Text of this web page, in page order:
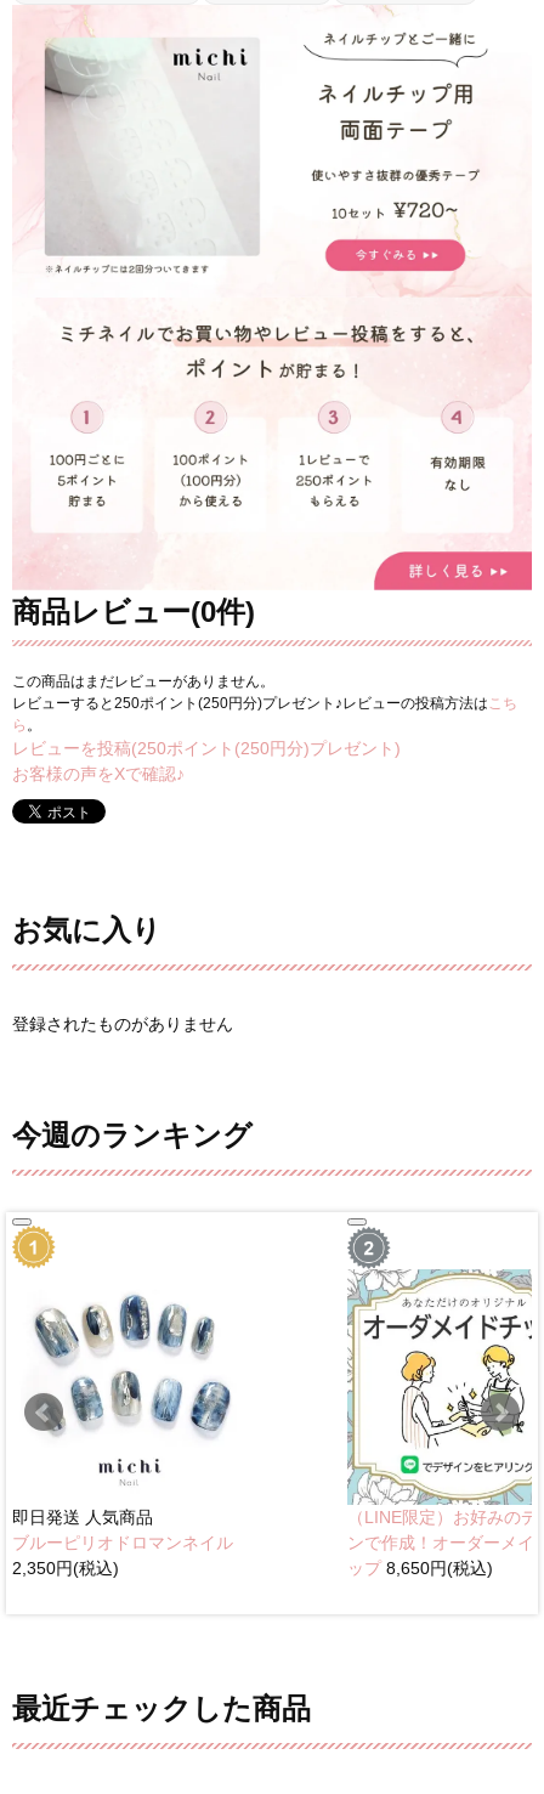
商品レビュー(0件)
この商品はまだレビューがありません。
レビューすると250ポイント(250円分)プレゼント♪レビューの投稿方法は こち
ら 。
レビューを投稿(250ポイント(250円分)プレゼント)
お客様の声をXで確認♪
お気に入り
登録されたものがありません
今週のランキング
即日発送 人気商品
ブルーピリオドロマンネイル
2,350円(税込)
（LINE限定）お好みのデ
ンで作成！オーダーメイ
ップ8,650円(税込)
最近チェックした商品